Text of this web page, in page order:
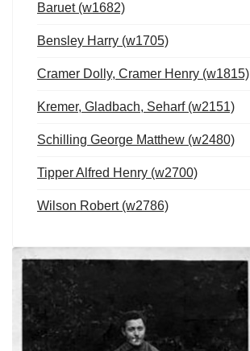
Baruet (w1682)
Bensley Harry (w1705)
Cramer Dolly, Cramer Henry (w1815)
Kremer, Gladbach, Seharf (w2151)
Schilling George Matthew (w2480)
Tipper Alfred Henry (w2700)
Wilson Robert (w2786)